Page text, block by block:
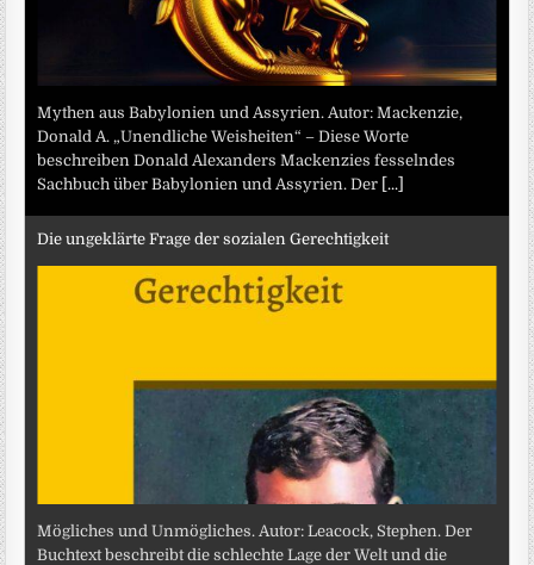
Mythen aus Babylonien und Assyrien. Autor: Mackenzie,
Donald A. „Unendliche Weisheiten“ – Diese Worte
beschreiben Donald Alexanders Mackenzies fesselndes
Sachbuch über Babylonien und Assyrien. Der [...]
Die ungeklärte Frage der sozialen Gerechtigkeit
Mögliches und Unmögliches. Autor: Leacock, Stephen. Der
Buchtext beschreibt die schlechte Lage der Welt und die